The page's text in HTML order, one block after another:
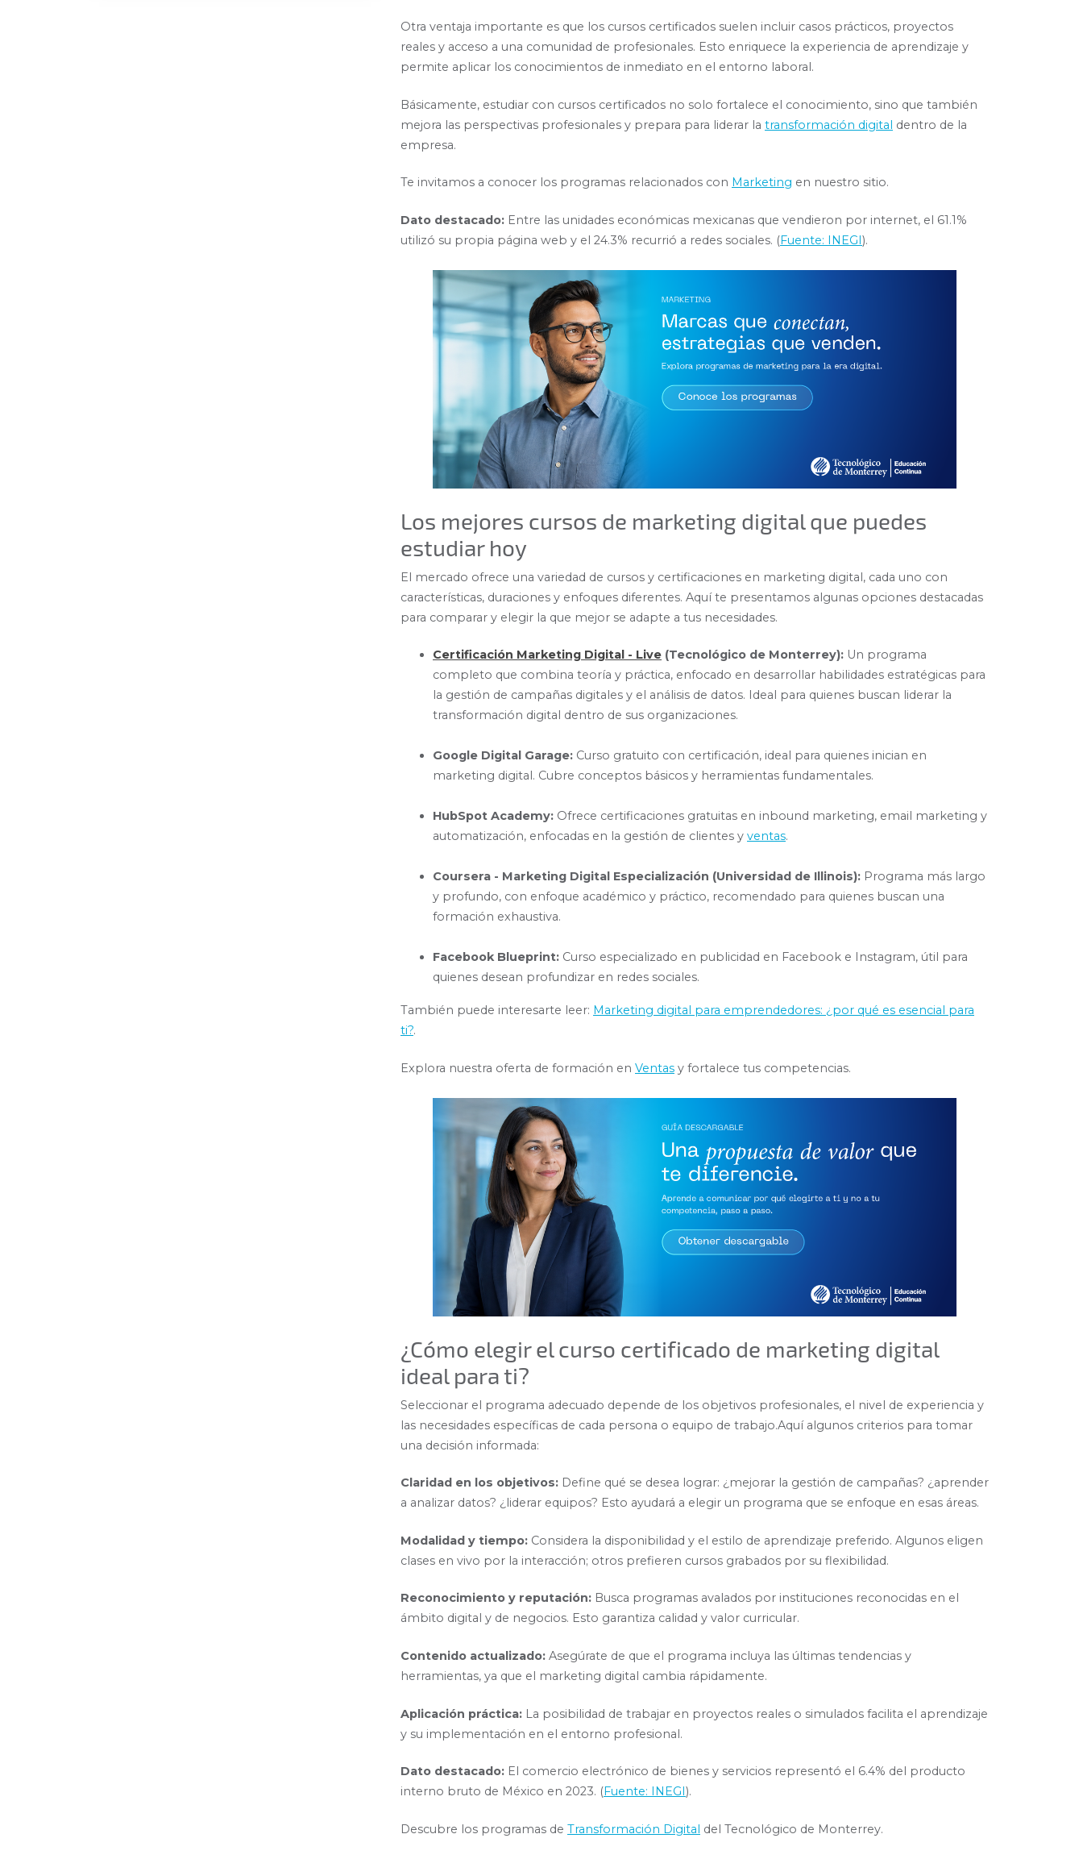
Otra ventaja importante es que los cursos certificados suelen incluir casos prácticos, proyectos
reales y acceso a una comunidad de profesionales. Esto enriquece la experiencia de aprendizaje y
permite aplicar los conocimientos de inmediato en el entorno laboral.
Básicamente, estudiar con cursos certificados no solo fortalece el conocimiento, sino que también
mejora las perspectivas profesionales y prepara para liderar la transformación digital dentro de la
empresa.
Te invitamos a conocer los programas relacionados con Marketing en nuestro sitio.
Dato destacado: Entre las unidades económicas mexicanas que vendieron por internet, el 61.1%
utilizó su propia página web y el 24.3% recurrió a redes sociales. (Fuente: INEGI).
Los mejores cursos de marketing digital que puedes
estudiar hoy
El mercado ofrece una variedad de cursos y certificaciones en marketing digital, cada uno con
características, duraciones y enfoques diferentes. Aquí te presentamos algunas opciones destacadas
para comparar y elegir la que mejor se adapte a tus necesidades.
Certificación Marketing Digital - Live (Tecnológico de Monterrey): Un programa
completo que combina teoría y práctica, enfocado en desarrollar habilidades estratégicas para
la gestión de campañas digitales y el análisis de datos. Ideal para quienes buscan liderar la
transformación digital dentro de sus organizaciones.
Google Digital Garage: Curso gratuito con certificación, ideal para quienes inician en
marketing digital. Cubre conceptos básicos y herramientas fundamentales.
HubSpot Academy: Ofrece certificaciones gratuitas en inbound marketing, email marketing y
automatización, enfocadas en la gestión de clientes y ventas.
Coursera - Marketing Digital Especialización (Universidad de Illinois): Programa más largo
y profundo, con enfoque académico y práctico, recomendado para quienes buscan una
formación exhaustiva.
Facebook Blueprint: Curso especializado en publicidad en Facebook e Instagram, útil para
quienes desean profundizar en redes sociales.
También puede interesarte leer: Marketing digital para emprendedores: ¿por qué es esencial para
ti?.
Explora nuestra oferta de formación en Ventas y fortalece tus competencias.
¿Cómo elegir el curso certificado de marketing digital
ideal para ti?
Seleccionar el programa adecuado depende de los objetivos profesionales, el nivel de experiencia y
las necesidades específicas de cada persona o equipo de trabajo.Aquí algunos criterios para tomar
una decisión informada:
Claridad en los objetivos: Define qué se desea lograr: ¿mejorar la gestión de campañas? ¿aprender
a analizar datos? ¿liderar equipos? Esto ayudará a elegir un programa que se enfoque en esas áreas.
Modalidad y tiempo: Considera la disponibilidad y el estilo de aprendizaje preferido. Algunos eligen
clases en vivo por la interacción; otros prefieren cursos grabados por su flexibilidad.
Reconocimiento y reputación: Busca programas avalados por instituciones reconocidas en el
ámbito digital y de negocios. Esto garantiza calidad y valor curricular.
Contenido actualizado: Asegúrate de que el programa incluya las últimas tendencias y
herramientas, ya que el marketing digital cambia rápidamente.
Aplicación práctica: La posibilidad de trabajar en proyectos reales o simulados facilita el aprendizaje
y su implementación en el entorno profesional.
Dato destacado: El comercio electrónico de bienes y servicios representó el 6.4% del producto
interno bruto de México en 2023. (Fuente: INEGI).
Descubre los programas de Transformación Digital del Tecnológico de Monterrey.